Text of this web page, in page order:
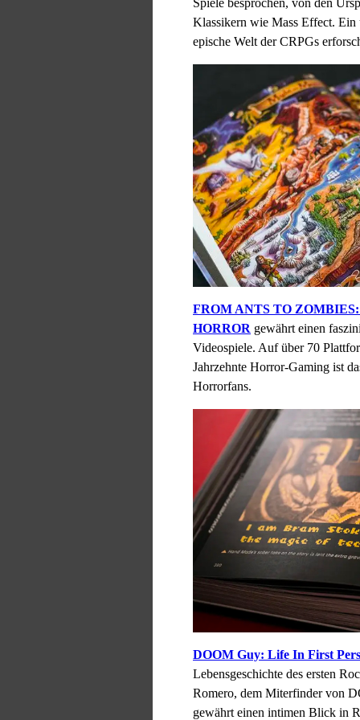
Klassikern wie Mass Effect.
epische Welt der CRPGs
FROM ANTS TO
HORROR gewährt einen
Videospiele. Auf über 70
Jahrzehnte Horror-Gaming ist
Horrorfans.
DOOM Guy: Life In First
Lebensgeschichte des ersten
Romero, dem Miterfinder von
gewährt einen intimen Blick in